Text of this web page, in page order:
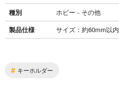
種別
ホビー - その他
製品仕様
サイズ：約60mm以内
# キーホルダー